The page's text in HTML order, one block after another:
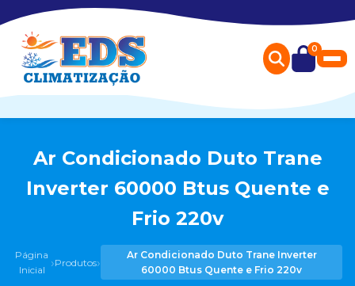
0
Ar Condicionado Duto Trane
Inverter 60000 Btus Quente e
Frio 220v
Página
Inicial ›Produtos›
Ar Condicionado Duto Trane Inverter
60000 Btus Quente e Frio 220v